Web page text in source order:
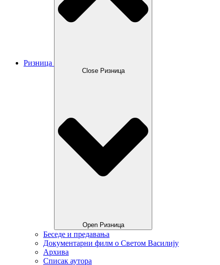
Ризница
Close Ризница
Open Ризница
Беседе и предавања
Документарни филм о Светом Василију
Архива
Списак аутора